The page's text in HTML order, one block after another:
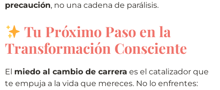
precaución, no una cadena de parálisis.
Tu Próximo Paso en la
Transformación Consciente
El miedo al cambio de carrera es el catalizador que
te empuja a la vida que mereces. No lo enfrentes: